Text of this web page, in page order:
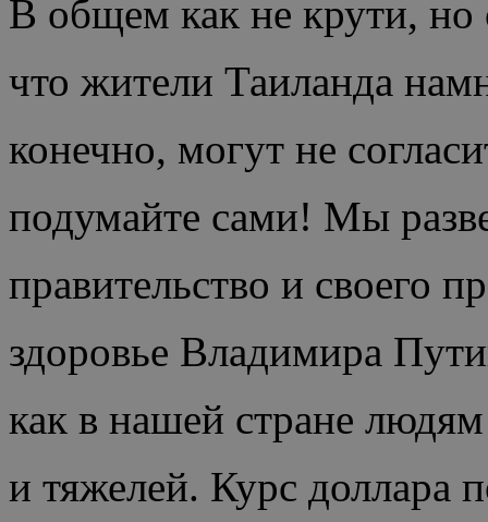
В общем как не крути, но
что жители Таиланда
конечно, могут не
подумайте сами! Мы
правительство и своего
здоровье Владимира
как в нашей стране
и тяжелей. Курс доллара